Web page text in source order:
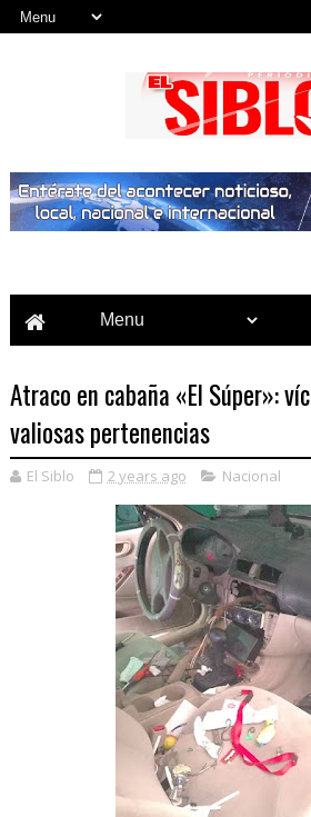
Atraco en cabaña «El Súper»:
valiosas pertenencias
El Siblo 2 years ago Nacional